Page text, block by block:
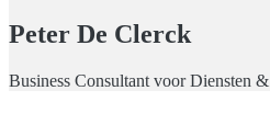
Peter De Clerck
Business Consultant voor Diensten